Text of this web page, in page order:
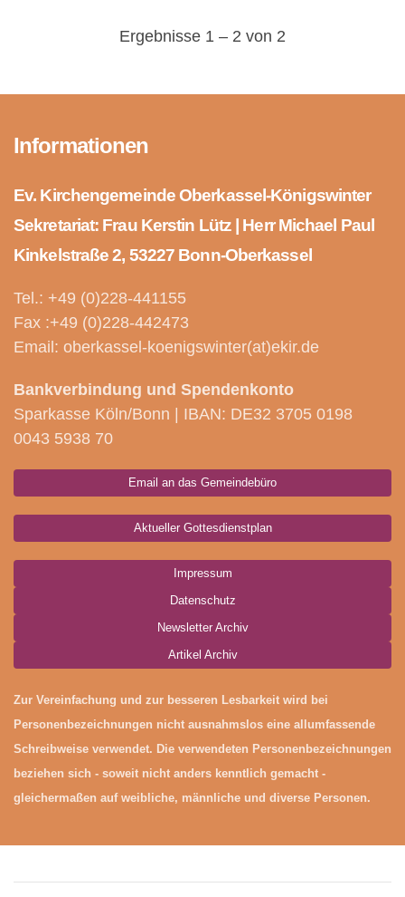
Ergebnisse 1 – 2 von 2
Informationen
Ev. Kirchengemeinde Oberkassel-Königswinter
Sekretariat: Frau Kerstin Lütz | Herr Michael Paul
Kinkelstraße 2, 53227 Bonn-Oberkassel
Tel.: +49 (0)228-441155
Fax :+49 (0)228-442473
Email: oberkassel-koenigswinter(at)ekir.de
Bankverbindung und Spendenkonto
Sparkasse Köln/Bonn | IBAN: DE32 3705 0198
0043 5938 70
Email an das Gemeindebüro
Aktueller Gottesdienstplan
Impressum
Datenschutz
Newsletter Archiv
Artikel Archiv
Zur Vereinfachung und zur besseren Lesbarkeit wird bei
Personenbezeichnungen nicht ausnahmslos eine allumfassende
Schreibweise verwendet. Die verwendeten Personenbezeichnungen
beziehen sich - soweit nicht anders kenntlich gemacht -
gleichermaßen auf weibliche, männliche und diverse Personen.